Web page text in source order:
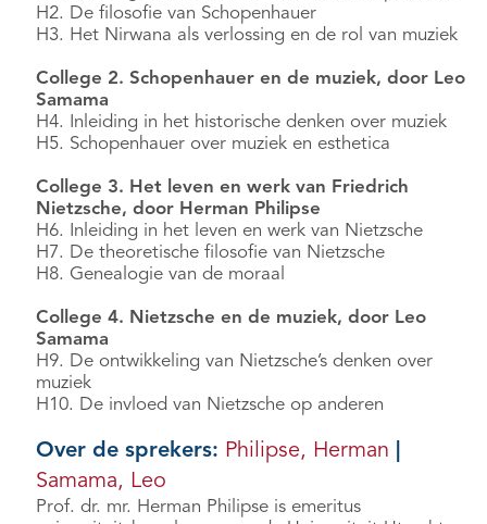
H2. De filosofie van Schopenhauer
H3. Het Nirwana als verlossing en de rol van muziek
College 2. Schopenhauer en de muziek, door Leo
Samama
H4. Inleiding in het historische denken over muziek
H5. Schopenhauer over muziek en esthetica
College 3. Het leven en werk van Friedrich
Nietzsche, door Herman Philipse
H6. Inleiding in het leven en werk van Nietzsche
H7. De theoretische filosofie van Nietzsche
H8. Genealogie van de moraal
College 4. Nietzsche en de muziek, door Leo
Samama
H9. De ontwikkeling van Nietzsche’s denken over
muziek
H10. De invloed van Nietzsche op anderen
Over de sprekers: Philipse, Herman
Samama, Leo
Prof. dr. mr. Herman Philipse is emeritus